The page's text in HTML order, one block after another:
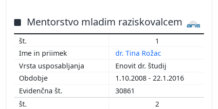
Mentorstvo mladim raziskovalcem
1
dr. Tina Rožac
Enovit dr. študij
1.10.2008 - 22.1.2016
30861
2